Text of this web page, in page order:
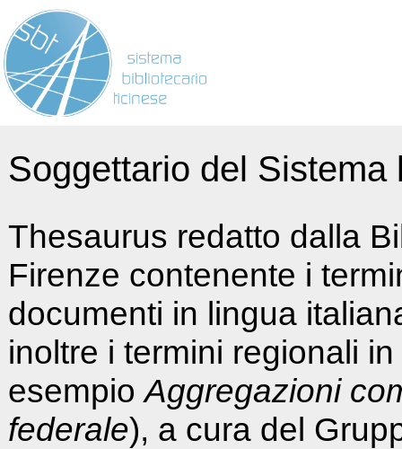
Soggettario del
Thesaurus redatto dalla
Firenze contenente i
documenti in lingua
inoltre i termini regionali
esempioAggregazioni
federale), a cura del